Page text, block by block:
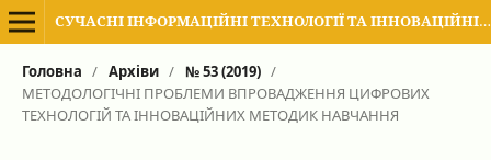
СУЧАСНІ ІНФОРМАЦІЙНІ ТЕХНОЛОГІЇ ТА ІННОВАЦІЙНІ МЕТОДИКИ НАВЧАННЯ В ПІДГОТОВЦІ ФАХІВЦІВ: МЕТОДОЛОГІЯ, ТЕОРІЯ, ДОСВІД, ПРОБЛЕМИ
Головна / Архіви / № 53 (2019) /
МЕТОДОЛОГІЧНІ ПРОБЛЕМИ ВПРОВАДЖЕННЯ ЦИФРОВИХ
ТЕХНОЛОГІЙ ТА ІННОВАЦІЙНИХ МЕТОДИК НАВЧАННЯ